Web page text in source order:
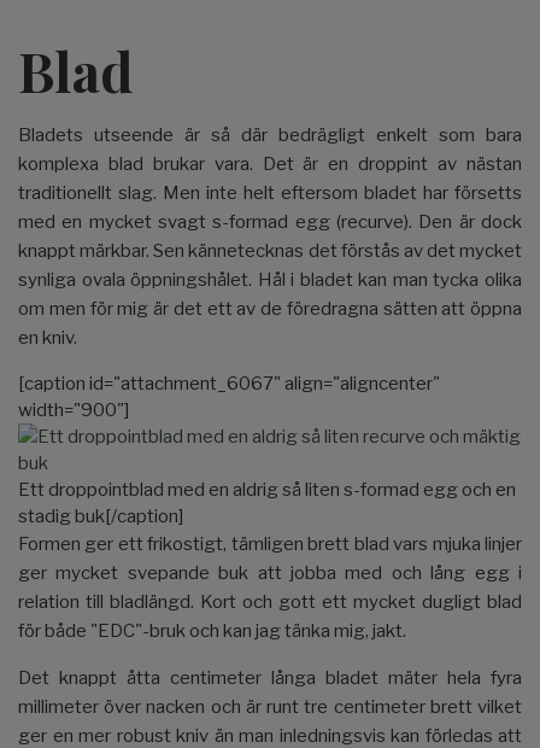
Blad
Bladets utseende är så där bedrägligt enkelt som bara
komplexa blad brukar vara. Det är en droppint av nästan
traditionellt slag. Men inte helt eftersom bladet har försetts
med en mycket svagt s-formad egg (recurve). Den är dock
knappt märkbar. Sen kännetecknas det förstås av det mycket
synliga ovala öppningshålet. Hål i bladet kan man tycka olika
om men för mig är det ett av de föredragna sätten att öppna
en kniv.
[caption id="attachment_6067" align="aligncenter"
width="900"]
Ett droppointblad med en aldrig så liten s-formad egg och en
stadig buk[/caption]
Formen ger ett frikostigt, tämligen brett blad vars mjuka linjer
ger mycket svepande buk att jobba med och lång egg i
relation till bladlängd. Kort och gott ett mycket dugligt blad
för både "EDC"-bruk och kan jag tänka mig, jakt.
Det knappt åtta centimeter långa bladet mäter hela fyra
millimeter över nacken och är runt tre centimeter brett vilket
ger en mer robust kniv än man inledningsvis kan förledas att